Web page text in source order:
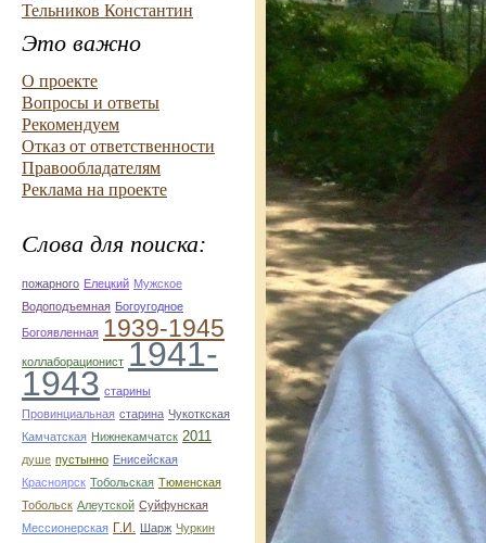
Тельников Константин
Это важно
О проекте
Вопросы и ответы
Рекомендуем
Отказ от ответственности
Правообладателям
Реклама на проекте
Слова для поиска:
пожарного Елецкий Мужское
Водоподъемная Богоугодное
Богоявленная 1939-1945
коллаборационист 1941-
1943 старины
Провинциальная старина Чукоткская
Камчатская Нижнекамчатск 2011
душе пустынно Енисейская
Красноярск Тобольская Тюменская
Тобольск Алеутской Суйфунская
Мессионерская Г.И. Шарж Чуркин